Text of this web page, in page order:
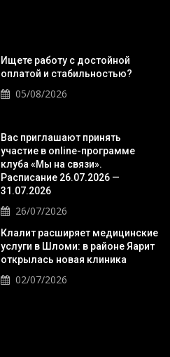
Ищете работу с достойной
оплатой и стабильностью?
05/08/2026
Вас приглашают принять
участие в online-программе
клуба «Мы на связи».
Расписание 26.07.2026 —
31.07.2026
26/07/2026
Клалит расширяет медицинские
услуги в Шломи: в районе Яарит
открылась новая клиника
02/07/2026